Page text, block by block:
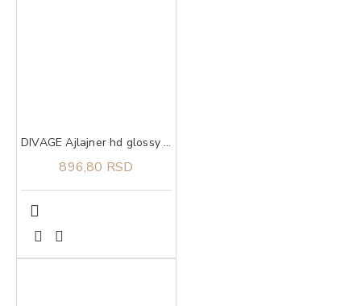
DIVAGE Ajlajner hd glossy black glossy black 01
896,80 RSD